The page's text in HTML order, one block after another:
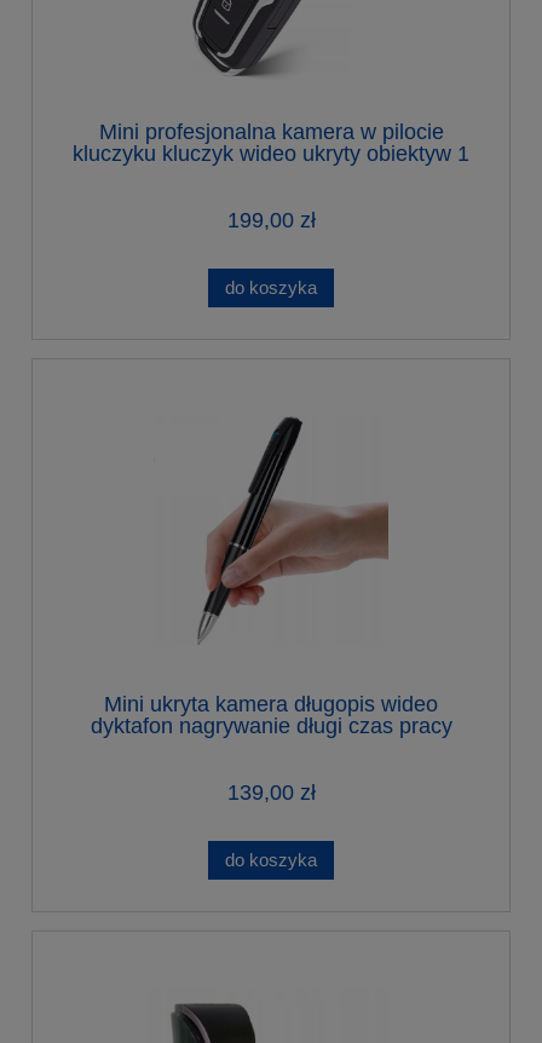
Mini profesjonalna kamera w pilocie
kluczyku kluczyk wideo ukryty obiektyw 1
199,00 zł
do koszyka
Mini ukryta kamera długopis wideo
dyktafon nagrywanie długi czas pracy
139,00 zł
do koszyka